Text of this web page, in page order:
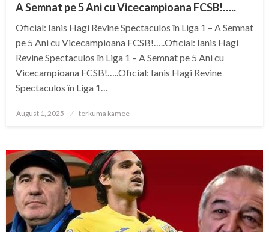
A Semnat pe 5 Ani cu Vicecampioana FCSB!…..
Oficial: Ianis Hagi Revine Spectaculos în Liga 1 – A Semnat
pe 5 Ani cu Vicecampioana FCSB!…..Oficial: Ianis Hagi
Revine Spectaculos în Liga 1 – A Semnat pe 5 Ani cu
Vicecampioana FCSB!…..Oficial: Ianis Hagi Revine
Spectaculos în Liga 1…
Posted
August 1, 2025 terkuma kamee